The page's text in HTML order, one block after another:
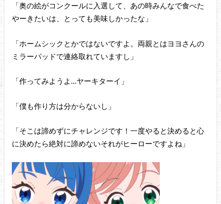
「奥の絵がコンクールに入選して、あの時みんなで食べた
やーきたいは、とっても美味しかったな」
「ホームシックとかではないですよ。両親とはヨヨさんの
ミラーパッドで連絡取れていますし」
「作ってみようよ…ヤーキターイ」
「僕も作り方は分からないし」
「そこは諦めずにチャレンジです！一度やると決めると心
に決めたら絶対に諦めないそれがヒーローですよね」